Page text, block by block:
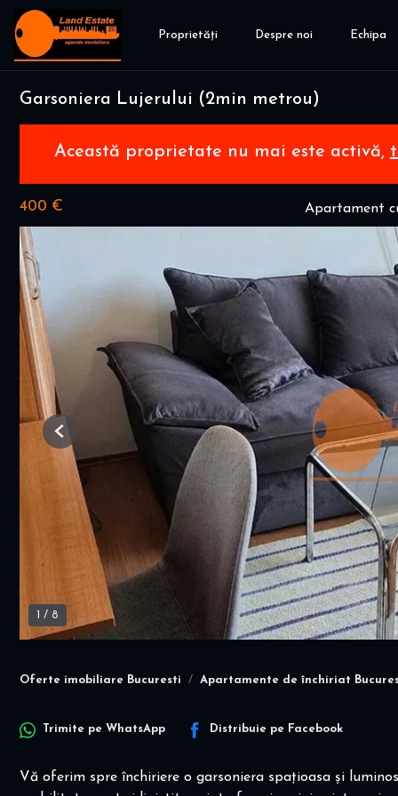
Proprietăți Despre noi Echipa
Garsoniera Lujerului (2min metrou)
Această proprietate nu mai este activă,
400 € Apartament
/ 8
Previous
Oferte imobiliare Bucuresti Apartamente de închiriat
Trimite pe WhatsApp Distribuie pe Facebook
Vă oferim spre închiriere o garsoniera spațioasa și